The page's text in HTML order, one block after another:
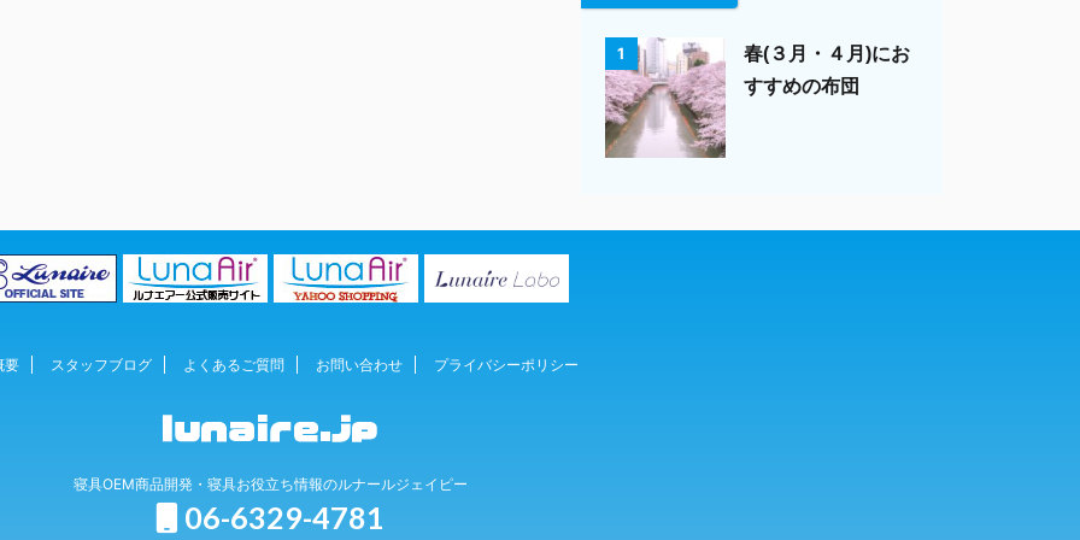
1
春(３月・４月)にお
すすめの布団
要 スタッフブログ よくあるご質問 お問い合わせ プライバシーポリシー
寝具OEM商品開発・寝具お役立ち情報のルナールジェイピー
06-6329-4781